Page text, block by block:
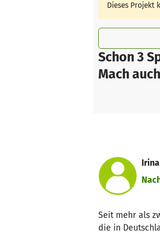
Schon 3
Mach
Dieses Projekt
Seit mehr als
die in